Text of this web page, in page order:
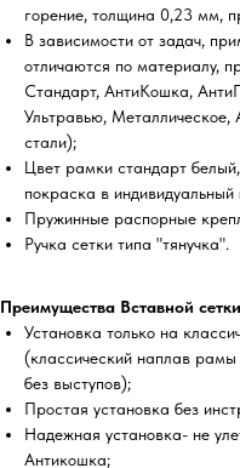
горение, толщина 0,23 мм,
В зависимости от задач,
отличаются по материалу,
Стандарт, АнтиКошка,
Ультравью,
стали);
Цвет рамки стандарт
покраска в индивидуальный
Пружинные распорные
Ручка сетки типа "тянучка".
Преимущества Вставной
Установка только на
(классический наплав
без выступов);
Простая установка без
Надежная установка- не
Антикошка;